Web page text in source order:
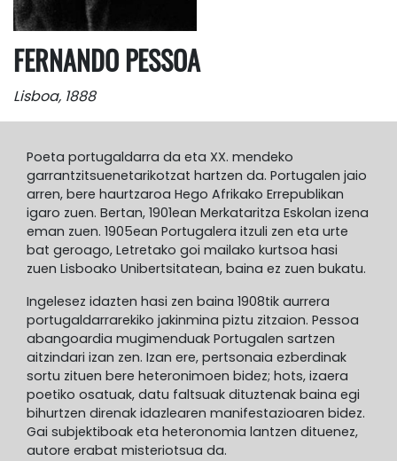
FERNANDO PESSOA
Lisboa, 1888
Poeta portugaldarra da eta XX. mendeko
garrantzitsuenetarikotzat hartzen da. Portugalen jaio
arren, bere haurtzaroa Hego Afrikako Errepublikan
igaro zuen. Bertan, 1901ean Merkataritza Eskolan izena
eman zuen. 1905ean Portugalera itzuli zen eta urte
bat geroago, Letretako goi mailako kurtsoa hasi
zuen Lisboako Unibertsitatean, baina ez zuen bukatu.
Ingelesez idazten hasi zen baina 1908tik aurrera
portugaldarrarekiko jakinmina piztu zitzaion. Pessoa
abangoardia mugimenduak Portugalen sartzen
aitzindari izan zen. Izan ere, pertsonaia ezberdinak
sortu zituen bere heteronimoen bidez; hots, izaera
poetiko osatuak, datu faltsuak dituztenak baina egi
bihurtzen direnak idazlearen manifestazioaren bidez.
Gai subjektiboak eta heteronomia lantzen dituenez,
autore erabat misteriotsua da.